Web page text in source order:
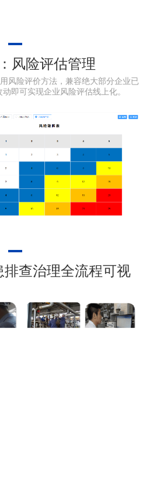
风险评估管理
风险评价方法，兼容绝大部分企业已
即可实现企业风险评估线上化。
排查治理全流程可视